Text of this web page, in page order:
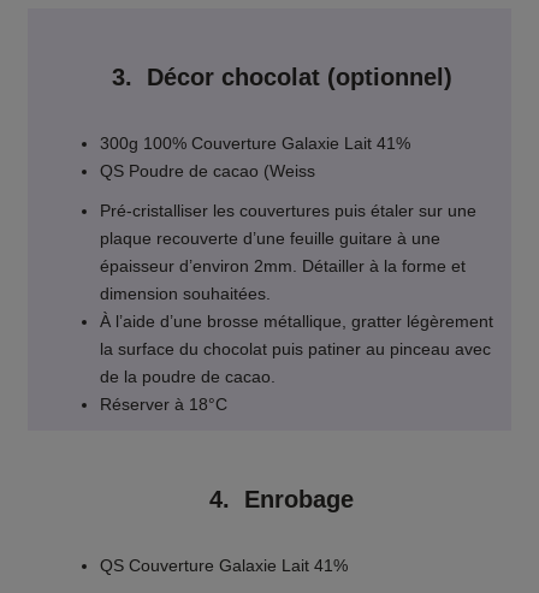
3. Décor chocolat (optionnel)
300g 100% Couverture Galaxie Lait 41%
QS Poudre de cacao (Weiss
Pré-cristalliser les couvertures puis étaler sur une
plaque recouverte d’une feuille guitare à une
épaisseur d’environ 2mm. Détailler à la forme et
dimension souhaitées.
À l’aide d’une brosse métallique, gratter légèrement
la surface du chocolat puis patiner au pinceau avec
de la poudre de cacao.
Réserver à 18°C
4. Enrobage
QS Couverture Galaxie Lait 41%